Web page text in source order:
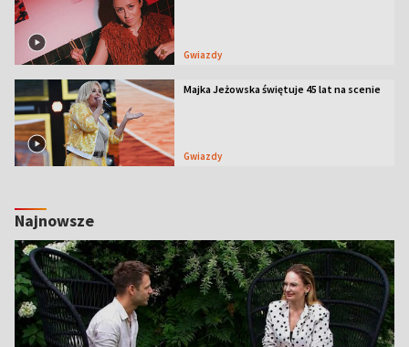
Gwiazdy
Majka Jeżowska świętuje 45 lat na scenie
Gwiazdy
Najnowsze